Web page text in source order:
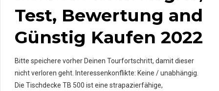
Test, Bewertung and
Günstig Kaufen 2022
Bitte speichere vorher Deinen Tourfortschritt, damit dieser
nicht verloren geht. Interessenkonflikte: Keine / unabhängig.
Die Tischdecke TB 500 ist eine strapazierfähige,